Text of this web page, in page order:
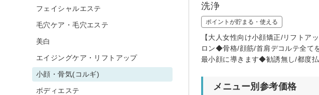
洗浄
ポイントが貯まる・使える
【大人女性向け小顔矯正/リフトア
ロン◆骨格/顔筋/首肩デコルテ全て
最小顔に導きます◆勧誘無し/都度
メニュー別参考価格
フェイシャルエステ
毛穴ケア・毛穴エステ
美白
エイジングケア・リフトアップ
小顔・骨気(コルギ)
ボディエステ